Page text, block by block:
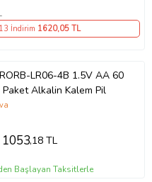
İndirim 1620,05 TL
LR06-4B 1.5V AA 60
Alkalin Kalem Pil
1053,18 TL
Başlayan Taksitlerle